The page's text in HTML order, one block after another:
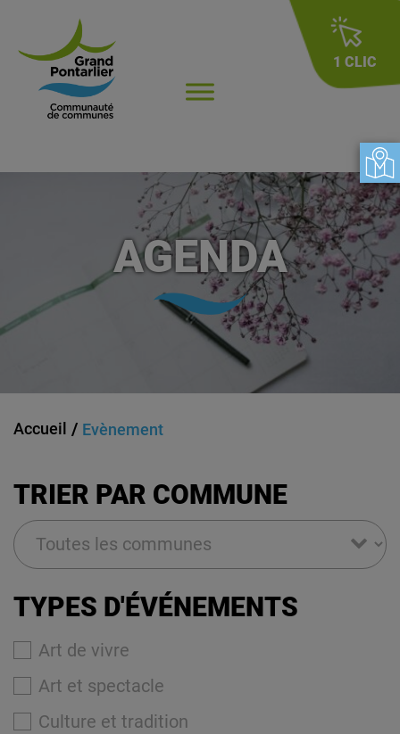
1 CLIC
AGENDA
Accueil Evènement
TRIER PAR COMMUNE
TYPES D'ÉVÉNEMENTS
Art de vivre
Art et spectacle
Culture et tradition